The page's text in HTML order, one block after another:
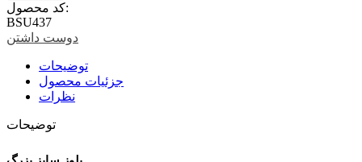
کد محصول:
BSU437
دوست داشتن
توضیحات
جزئیات محصول
نظرات
توضیحات